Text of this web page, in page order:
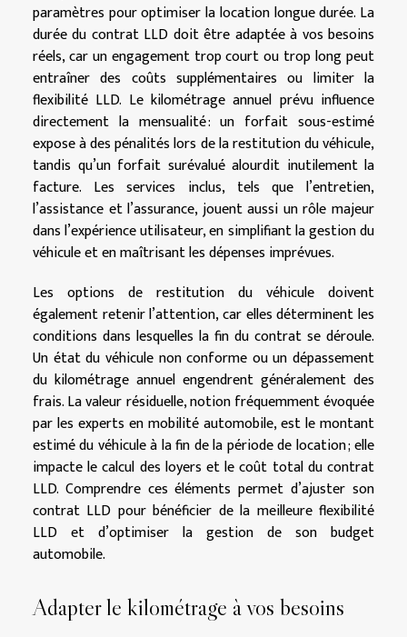
paramètres pour optimiser la location longue durée. La
durée du contrat LLD doit être adaptée à vos besoins
réels, car un engagement trop court ou trop long peut
entraîner des coûts supplémentaires ou limiter la
flexibilité LLD. Le kilométrage annuel prévu influence
directement la mensualité : un forfait sous-estimé
expose à des pénalités lors de la restitution du véhicule,
tandis qu’un forfait surévalué alourdit inutilement la
facture. Les services inclus, tels que l’entretien,
l’assistance et l’assurance, jouent aussi un rôle majeur
dans l’expérience utilisateur, en simplifiant la gestion du
véhicule et en maîtrisant les dépenses imprévues.
Les options de restitution du véhicule doivent
également retenir l’attention, car elles déterminent les
conditions dans lesquelles la fin du contrat se déroule.
Un état du véhicule non conforme ou un dépassement
du kilométrage annuel engendrent généralement des
frais. La valeur résiduelle, notion fréquemment évoquée
par les experts en mobilité automobile, est le montant
estimé du véhicule à la fin de la période de location ; elle
impacte le calcul des loyers et le coût total du contrat
LLD. Comprendre ces éléments permet d’ajuster son
contrat LLD pour bénéficier de la meilleure flexibilité
LLD et d’optimiser la gestion de son budget
automobile.
Adapter le kilométrage à vos besoins